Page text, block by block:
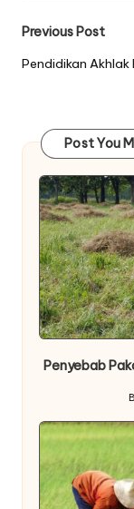
Post
Previous Post
Pendidikan Akhlak
Post You
Penyebab